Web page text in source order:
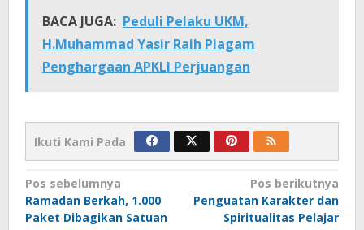
BACA JUGA: Peduli Pelaku UKM,
H.Muhammad Yasir Raih Piagam
Penghargaan APKLI Perjuangan
Ikuti Kami Pada
Navigasi
pos
Pos sebelumnya
⁠Ramadan Berkah, 1.000
Paket Dibagikan Satuan
Pos berikutnya
Penguatan Karakter dan
Spiritualitas Pelajar